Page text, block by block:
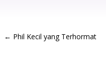
← Phil Kecil yang Terhormat